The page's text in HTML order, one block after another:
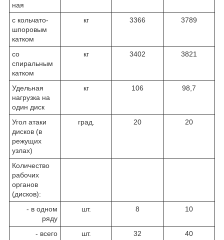
ная
с кольчато-
шпоровым
катком
кг 3366 3789
со
спиральным
катком
кг 3402 3821
Удельная
нагрузка на
один диск
кг 106 98,7
Угол атаки
дисков (в
режущих
узлах)
град. 20 20
Количество
рабочих
органов
(дисков):
- в одном
ряду
шт. 8 10
- всего шт. 32 40